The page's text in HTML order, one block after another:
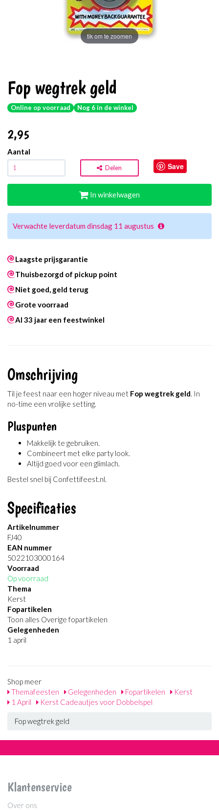
tik om te zoomen
Fop wegtrek geld
Online op voorraad Nog 6 in de winkel
2,95
Aantal
Delen Save
In winkelwagen
Verwachte leverdatum dinsdag 11 augustus
Laagste prijsgarantie
Thuisbezorgd of pickup point
Niet goed, geld terug
Grote voorraad
Al 33 jaar een feestwinkel
Omschrijving
Til je feest naar een hoger niveau met Fop wegtrek geld . In
no-time een vrolijke setting.
Pluspunten
Makkelijk te gebruiken.
Combineert met elke party look.
Altijd goed voor een glimlach.
Bestel snel bij Confettifeest.nl.
Specificaties
Artikelnummer
FJ40
EAN nummer
5022103000164
Voorraad
Op voorraad
Thema
Kerst
Fopartikelen
Toon alles Overige fopartikelen
Gelegenheden
1 april
Shop meer
Themafeesten
Gelegenheden Fopartikelen
Kerst
1 April
Kerst Cadeautjes voor Dobbelspel
Fop wegtrek geld
Klantenservice
Over ons